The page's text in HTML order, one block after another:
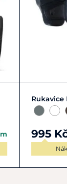
6
Rukavice
995